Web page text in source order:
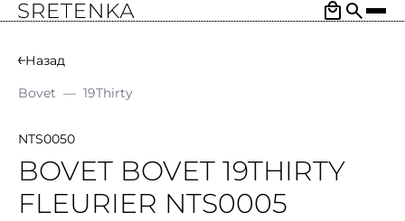
Назад
Bovet — 19Thirty
NTS0050
BOVET BOVET 19THIRTY
FLEURIER NTS0005